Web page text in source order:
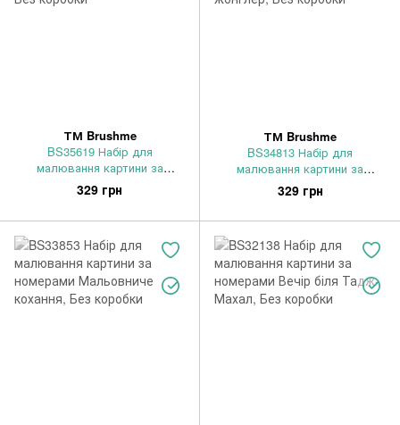
ТМ Brushme
BS35619 Набір для
малювання картини за
номерами Кіт в зоряну ніч,
Без коробки
329 грн
ТМ Brushme
BS34813 Набір для
малювання картини за
номерами Космічний жонглер,
Без коробки
329 грн